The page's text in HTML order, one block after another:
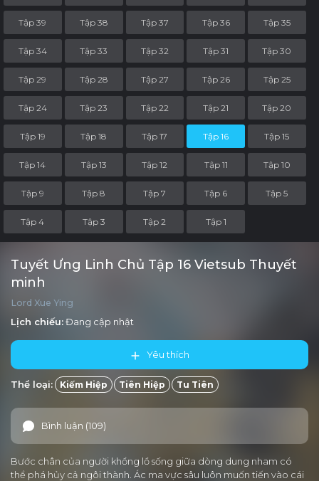
Tập 39 Tập 38 Tập 37 Tập 36 Tập 35
Tập 34 Tập 33 Tập 32 Tập 31 Tập 30
Tập 29 Tập 28 Tập 27 Tập 26 Tập 25
Tập 24 Tập 23 Tập 22 Tập 21 Tập 20
Tập 19 Tập 18 Tập 17 Tập 16 Tập 15
Tập 14 Tập 13 Tập 12 Tập 11 Tập 10
Tập 9 Tập 8 Tập 7 Tập 6 Tập 5
Tập 4 Tập 3 Tập 2 Tập 1
Tuyết Ưng Linh Chủ Tập 16 Vietsub Thuyết
minh
Lord Xue Ying
Lịch chiếu:Đang cập nhật
Yêu thích
Thể loại: Kiếm Hiệp Tiên Hiệp Tu Tiên
Bình luận (109)
Bước chân của người khổng lồ sống giữa dòng dung nham có
thể phá hủy cả ngôi thành. Ác ma vực sâu luôn muốn tiến vào cái